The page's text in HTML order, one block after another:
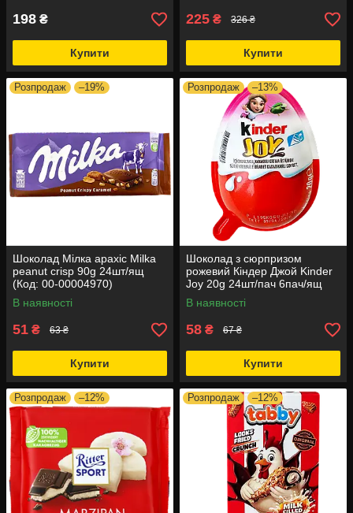
198 ₴
Купити
225 ₴ 326 ₴
Купити
Розпродаж –19%
Шоколад Мілка арахіс Milka
peanut crisp 90g 24шт/ящ
(Код: 00-00004970)
В наявності
51 ₴ 63 ₴
Купити
Розпродаж –13%
Шоколад з сюрпризом
рожевий Кіндер Джой Kinder
Joy 20g 24шт/пач 6пач/ящ
(Код: 00-00014941)
В наявності
58 ₴ 67 ₴
Купити
Розпродаж –12% Розпродаж –12%